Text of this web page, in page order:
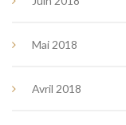
Mai 2018
Avril 2018